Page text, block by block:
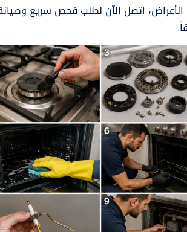
اتصل الآن لطلب فحص سريع